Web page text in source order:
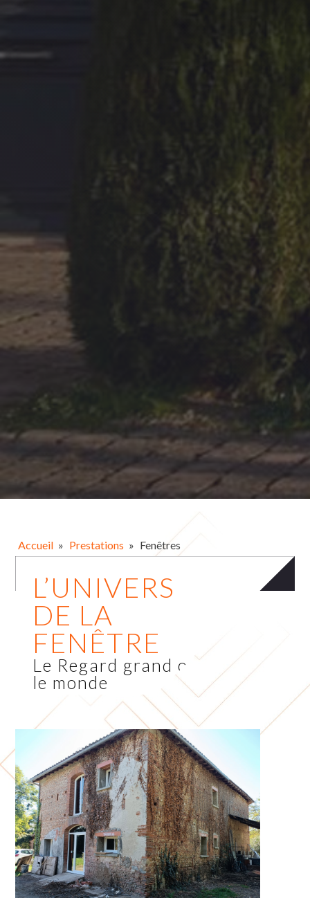
Accueil » Prestations » Fenêtres
L’UNIVERS
DE LA
FENÊTRE
Le Regard grand ouvert sur
le monde